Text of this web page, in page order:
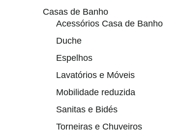
Casas de Banho
Acessórios Casa de Banho
Duche
Espelhos
Lavatórios e Móveis
Mobilidade reduzida
Sanitas e Bidés
Torneiras e Chuveiros